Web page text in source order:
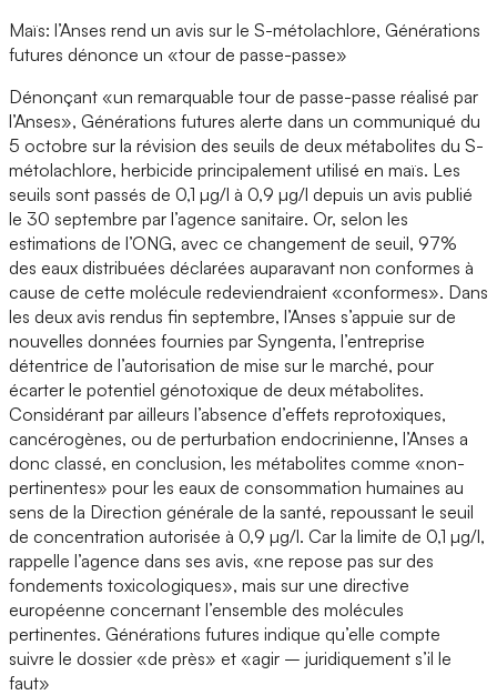
Maïs: l’Anses rend un avis sur le S-métolachlore, Générations
futures dénonce un «tour de passe-passe»
Dénonçant «un remarquable tour de passe-passe réalisé par
l’Anses», Générations futures alerte dans un communiqué du
5 octobre sur la révision des seuils de deux métabolites du S-
métolachlore, herbicide principalement utilisé en maïs. Les
seuils sont passés de 0,1 µg/l à 0,9 µg/l depuis un avis publié
le 30 septembre par l’agence sanitaire. Or, selon les
estimations de l’ONG, avec ce changement de seuil, 97%
des eaux distribuées déclarées auparavant non conformes à
cause de cette molécule redeviendraient «conformes». Dans
les deux avis rendus fin septembre, l’Anses s’appuie sur de
nouvelles données fournies par Syngenta, l’entreprise
détentrice de l’autorisation de mise sur le marché, pour
écarter le potentiel génotoxique de deux métabolites.
Considérant par ailleurs l’absence d’effets reprotoxiques,
cancérogènes, ou de perturbation endocrinienne, l’Anses a
donc classé, en conclusion, les métabolites comme «non-
pertinentes» pour les eaux de consommation humaines au
sens de la Direction générale de la santé, repoussant le seuil
de concentration autorisée à 0,9 µg/l. Car la limite de 0,1 µg/l,
rappelle l’agence dans ses avis, «ne repose pas sur des
fondements toxicologiques», mais sur une directive
européenne concernant l’ensemble des molécules
pertinentes. Générations futures indique qu’elle compte
suivre le dossier «de près» et «agir – juridiquement s’il le
faut»